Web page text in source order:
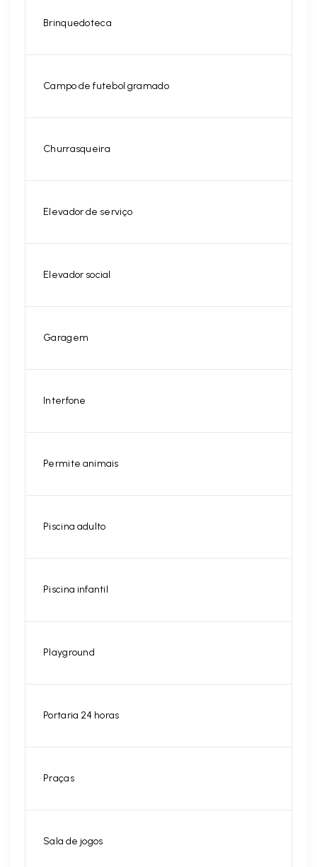
Brinquedoteca
Campo de futebol gramado
Churrasqueira
Elevador de serviço
Elevador social
Garagem
Interfone
Permite animais
Piscina adulto
Piscina infantil
Playground
Portaria 24 horas
Praças
Sala de jogos